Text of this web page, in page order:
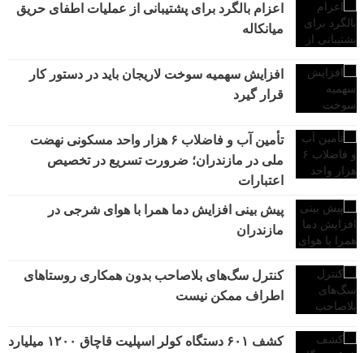
اعزام بالگرد برای پشتیبانی از عملیات اطفای حریق
میانکاله
افزایش سهمیه سوخت لاریجان باید در دستور کار
قرار گیرد
تأمین آب و فاضلاب ۶ هزار واحد مسکونی نهضت
ملی در مازندران؛ ضرورت تسریع در تخصیص
اعتبارات
پیش بینی افزایش دما همرا با هوای شرجی در
مازندران
کنترل سگ‌های بلاصاحب بدون همکاری روستاهای
اطراف ممکن نیست
کشف ۶۰۱ دستگاه کولر اسپلیت قاچاق ۱۲۰۰ میلیارد